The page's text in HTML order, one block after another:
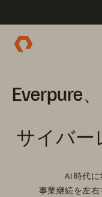
Everpure
サイバー
AI 時代
事業継続を左